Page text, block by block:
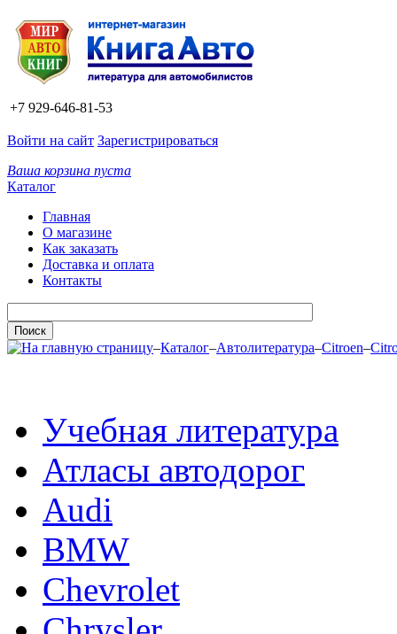
+7 929-646-81-53
Войти на сайт Зарегистрироваться
Ваша корзина пуста
Каталог
Главная
О магазине
Как заказать
Доставка и оплата
Контакты
–Каталог–Автолитература–Citroen–
Учебная литература
Атласы автодорог
Audi
BMW
Chevrolet